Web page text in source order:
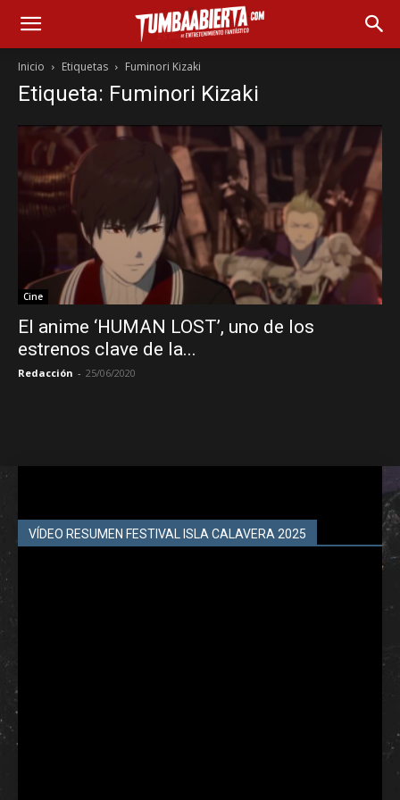
Inicio Etiquetas Fuminori Kizaki
Etiqueta: Fuminori Kizaki
Cine
El anime ‘HUMAN LOST’, uno de los
estrenos clave de la...
Redacción - 25/06/2020
VÍDEO RESUMEN FESTIVAL ISLA CALAVERA 2025